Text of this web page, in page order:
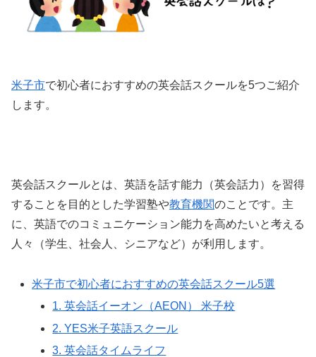
米子市で初心者におすすめの英会話スクールを5つご紹介
します。
英会話スクールとは、英語を話す能力（英会話力）を習得
することを目的とした学習塾や教育機関のことです。主
に、英語でのコミュニケーション能力を高めたいと考える
人々（学生、社会人、シニアなど）が利用します。
米子市で初心者におすすめの英会話スクール5選
1. 英会話イーオン（AEON） 米子校
2. YES米子英語スクール
3. 英会話タイムライフ